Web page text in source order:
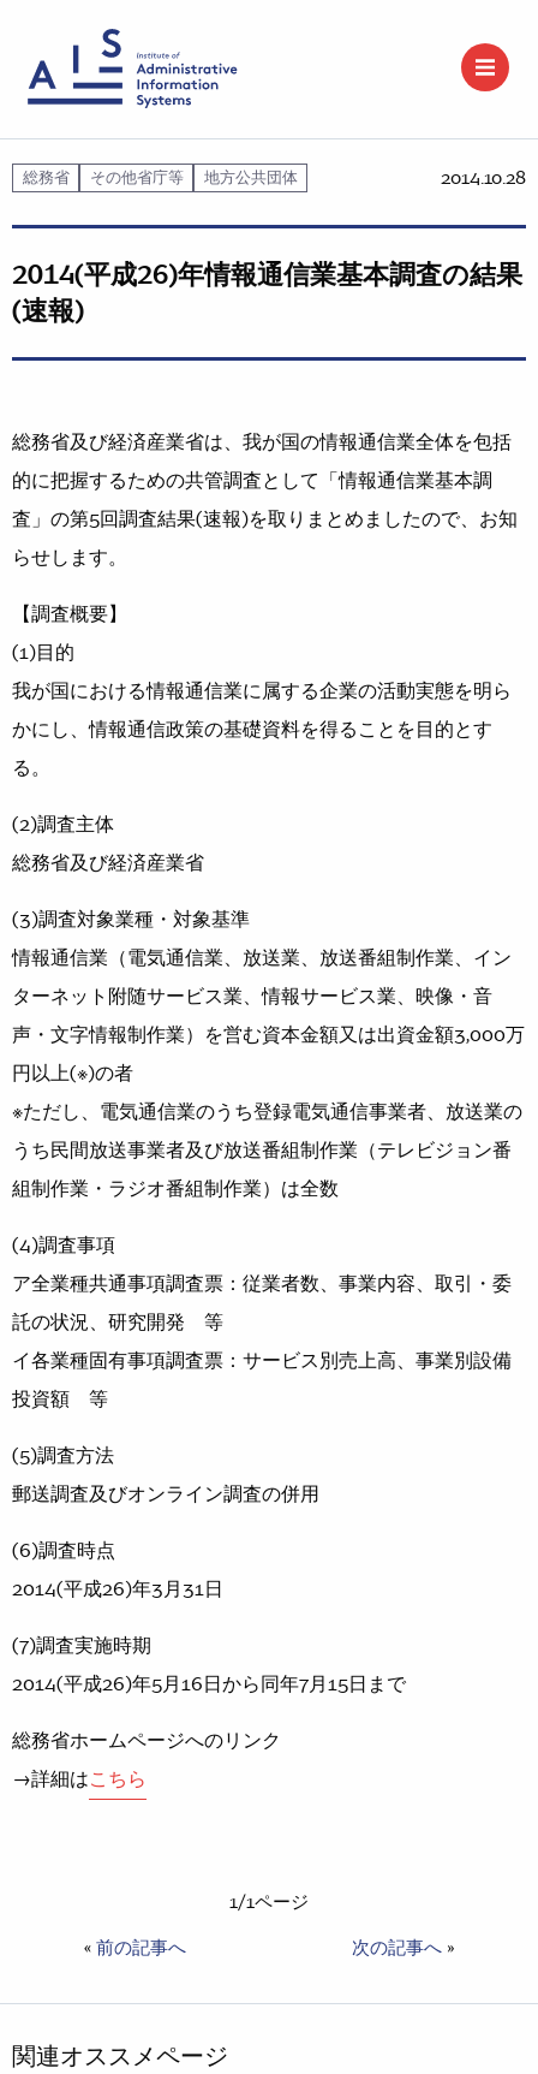
総務省 その他省庁等 地方公共団体 2014.10.28
2014(平成26)年情報通信業基本調査の結果
(速報)
総務省及び経済産業省は、我が国の情報通信業全体を包括
的に把握するための共管調査として「情報通信業基本調
査」の第5回調査結果(速報)を取りまとめましたので、お知
らせします。
【調査概要】
(1)目的
我が国における情報通信業に属する企業の活動実態を明ら
かにし、情報通信政策の基礎資料を得ることを目的とす
る。
(2)調査主体
総務省及び経済産業省
(3)調査対象業種・対象基準
情報通信業（電気通信業、放送業、放送番組制作業、イン
ターネット附随サービス業、情報サービス業、映像・音
声・文字情報制作業）を営む資本金額又は出資金額3,000万
円以上(※)の者
※ただし、電気通信業のうち登録電気通信事業者、放送業の
うち民間放送事業者及び放送番組制作業（テレビジョン番
組制作業・ラジオ番組制作業）は全数
(4)調査事項
ア全業種共通事項調査票：従業者数、事業内容、取引・委
託の状況、研究開発 等
イ各業種固有事項調査票：サービス別売上高、事業別設備
投資額 等
(5)調査方法
郵送調査及びオンライン調査の併用
(6)調査時点
2014(平成26)年3月31日
(7)調査実施時期
2014(平成26)年5月16日から同年7月15日まで
総務省ホームページへのリンク
→詳細はこちら
1/1ページ
« 前の記事へ 次の記事へ »
関連オススメページ